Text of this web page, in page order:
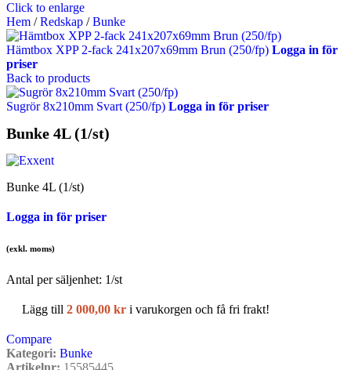
Click to enlarge
Hem / Redskap / Bunke
Hämtbox XPP 2-fack 241x207x69mm Brun (250/fp) Logga in för
priser
Back to products
Sugrör 8x210mm Svart (250/fp) Logga in för priser
Bunke 4L (1/st)
Bunke 4L (1/st)
Logga in för priser
(exkl. moms)
Antal per säljenhet: 1/st
Lägg till 2 000,00 kr i varukorgen och få fri frakt!
Compare
Kategori: Bunke
Artikelnr: 15585445